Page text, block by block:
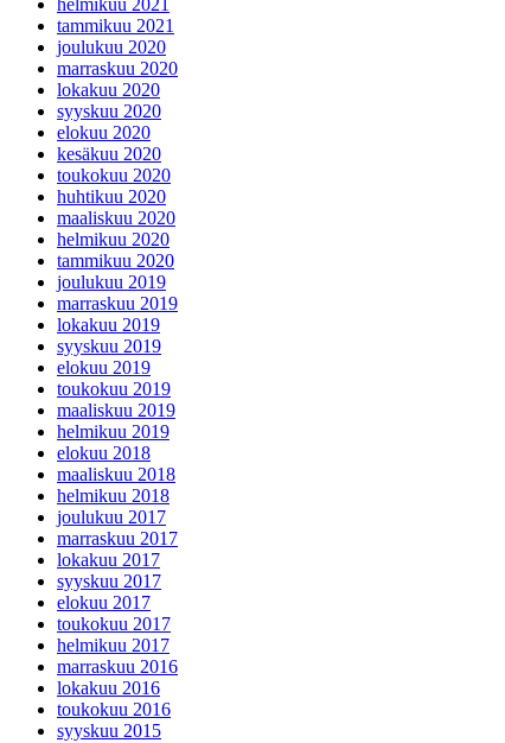
helmikuu 2021
tammikuu 2021
joulukuu 2020
marraskuu 2020
lokakuu 2020
syyskuu 2020
elokuu 2020
kesäkuu 2020
toukokuu 2020
huhtikuu 2020
maaliskuu 2020
helmikuu 2020
tammikuu 2020
joulukuu 2019
marraskuu 2019
lokakuu 2019
syyskuu 2019
elokuu 2019
toukokuu 2019
maaliskuu 2019
helmikuu 2019
elokuu 2018
maaliskuu 2018
helmikuu 2018
joulukuu 2017
marraskuu 2017
lokakuu 2017
syyskuu 2017
elokuu 2017
toukokuu 2017
helmikuu 2017
marraskuu 2016
lokakuu 2016
toukokuu 2016
syyskuu 2015